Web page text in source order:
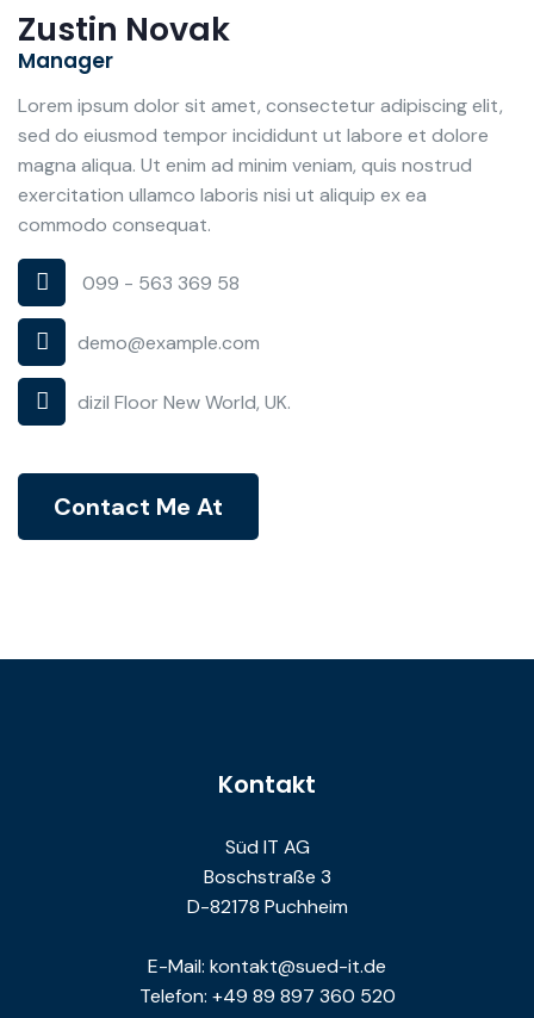
Zustin Novak
Manager
Lorem ipsum dolor sit amet, consectetur adipiscing elit,
sed do eiusmod tempor incididunt ut labore et dolore
magna aliqua. Ut enim ad minim veniam, quis nostrud
exercitation ullamco laboris nisi ut aliquip ex ea
commodo consequat.
099 - 563 369 58
demo@example.com
dizil Floor New World, UK.
Contact Me At
Kontakt
Süd IT AG
Boschstraße 3
D-82178 Puchheim
E-Mail: kontakt@sued-it.de
Telefon: +49 89 897 360 520